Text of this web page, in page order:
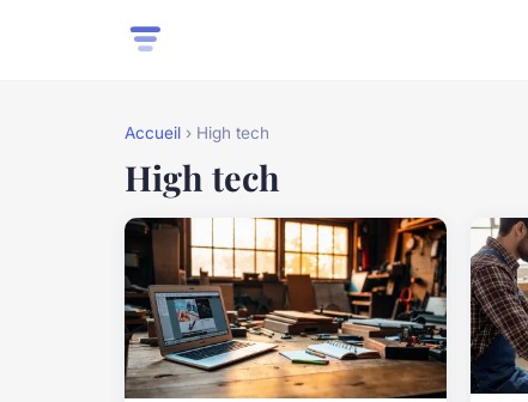
Accueil › High tech
High tech